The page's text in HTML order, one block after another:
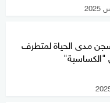
مدى الحياة لمتطرف